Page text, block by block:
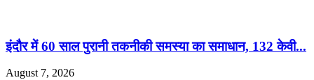
इंदौर में 60 साल पुरानी तकनीकी समस्या का समाधान, 132 केवी...
August 7, 2026